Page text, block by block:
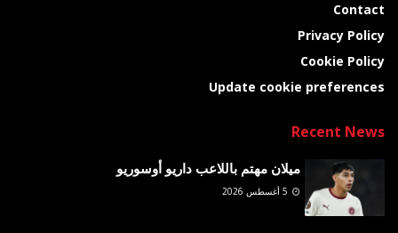
Contact
Privacy Policy
Cookie Policy
Update cookie preferences
Recent News
ميلان مهتم باللاعب داريو أوسوريو